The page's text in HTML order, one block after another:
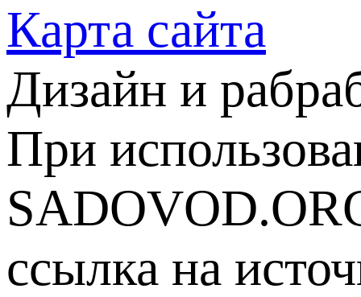
Карта сайта
Дизайн и
При
ссылка на